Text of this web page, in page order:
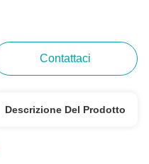
Contattaci
Descrizione Del Prodotto